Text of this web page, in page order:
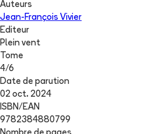
Auteurs
Jean-François Vivier
Editeur
Plein vent
Tome
4/6
Date de parution
02 oct. 2024
ISBN/EAN
9782384880799